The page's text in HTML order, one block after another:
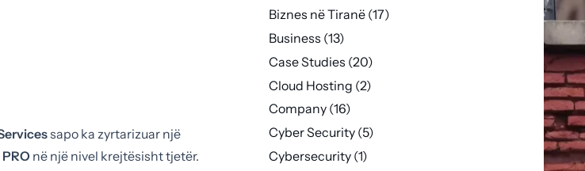
sapo ka zyrtarizuar një
në një nivel krejtësisht tjetër.
Biznes në Tiranë(17)
Business (13)
Case Studies (20)
Cloud Hosting (2)
Company(16)
Cyber Security(5)
Cybersecurity(1)